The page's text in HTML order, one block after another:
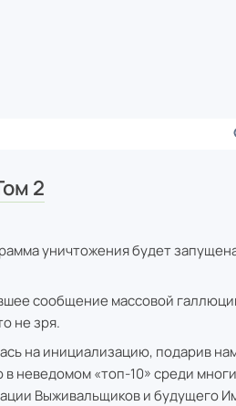
2
уничтожения будет
сообщение массовой
не зря.
на инициализацию, подарив
в неведомом «топ-10» среди
Выживальщиков и будущего